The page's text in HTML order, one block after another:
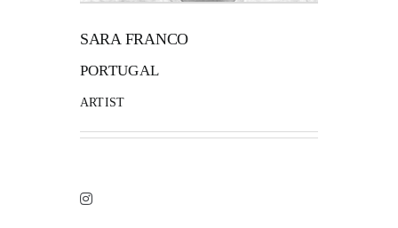
FANZINETECA.PTSARA FRANCO
PORTUGAL
ARTIST